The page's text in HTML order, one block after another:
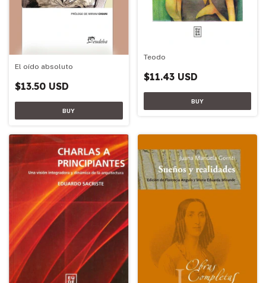
El oído absoluto
$13.50 USD
Teodo
$11.43 USD